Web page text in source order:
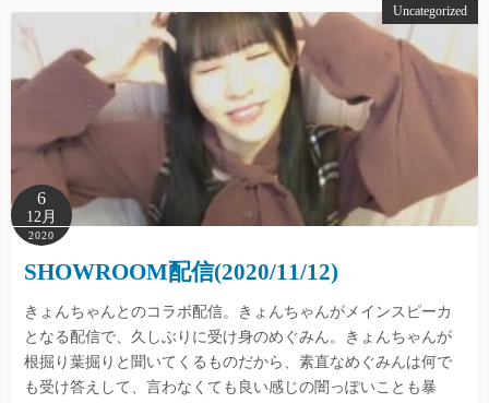
Uncategorized
6
12月
2020
SHOWROOM配信(2020/11/12)
きょんちゃんとのコラボ配信。きょんちゃんがメインスピーカ
となる配信で、久しぶりに受け身のめぐみん。きょんちゃんが
根掘り葉掘りと聞いてくるものだから、素直なめぐみんは何で
も受け答えして、言わなくても良い感じの闇っぽいことも暴